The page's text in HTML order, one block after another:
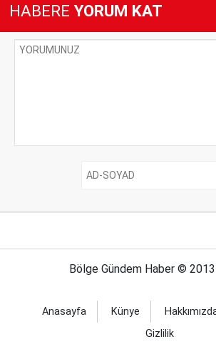
HABERE YORUM KAT
Bölge Gündem Haber ©
Anasayfa Künye
Gizlilik